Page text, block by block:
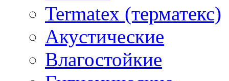
Termatex (терматекс)
Акустические
Влагостойкие